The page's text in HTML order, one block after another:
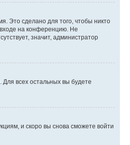
Это сделано для того, чтобы никто
на конференцию. Не
значит, администратор
всех остальных вы будете
и скоро вы снова сможете войти